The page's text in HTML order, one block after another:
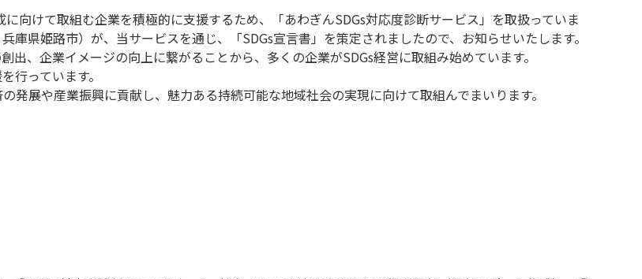
向けて取組む企業を積極的に支援するため、「あわぎんSDGs対応度診断サービス」を取扱っていま
県姫路市）が、当サービスを通じ、「SDGs宣言書」を策定されましたので、お知らせいたします。
出、企業イメージの向上に繋がることから、多くの企業がSDGs経営に取組み始めています。
行っています。
発展や産業振興に貢献し、魅力ある持続可能な地域社会の実現に向けて取組んでまいります。